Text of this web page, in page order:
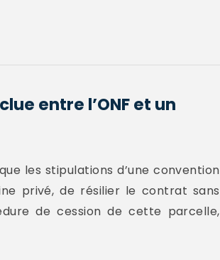
entre l’ONF et un
les stipulations d’une convention
privé, de résilier le contrat sans
de cession de cette parcelle,